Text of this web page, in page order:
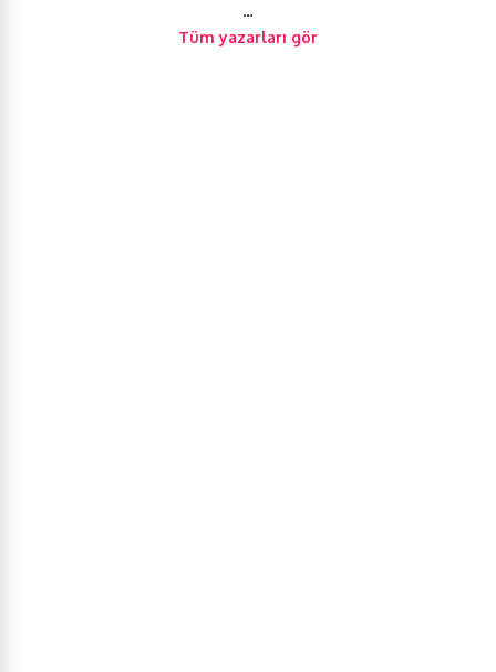
…
Tüm yazarları gör